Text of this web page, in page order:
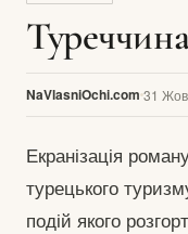
NaVlasniOchi.com 31
Екранізація
турецького
подій якого